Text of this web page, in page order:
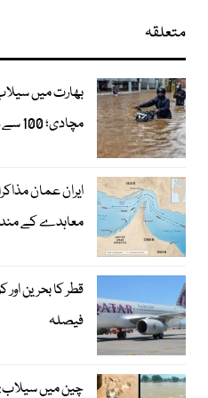
متعلقہ
بھارت میں
مچادی؛ 100 سے زائد ہلاکتیں
ایران عمان
معاہدے کے
قطر کا بحرین
فیصلہ
چین میں سیلاب: